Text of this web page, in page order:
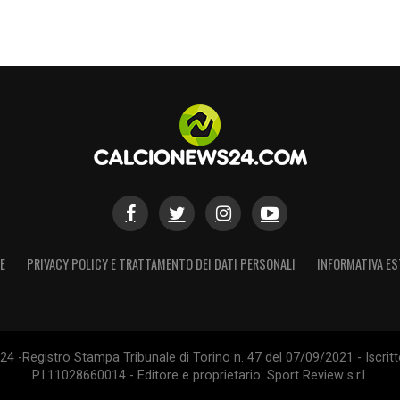
PRIVACY POLICY E TRATTAMENTO DEI DATI PERSONALI INFORMATIVA
-Registro Stampa Tribunale di Torino n. 47 del 07/09/2021 -
P.I.11028660014 - Editore e proprietario: Sport Review s.r.l.